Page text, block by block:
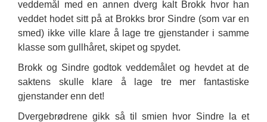
veddemål med en annen dverg kalt Brokk hvor han
veddet hodet sitt på at Brokks bror Sindre (som var en
smed) ikke ville klare å lage tre gjenstander i samme
klasse som gullhåret, skipet og spydet.
Brokk og Sindre godtok veddemålet og hevdet at de
saktens skulle klare å lage tre mer fantastiske
gjenstander enn det!
Dvergebrødrene gikk så til smien hvor Sindre la et